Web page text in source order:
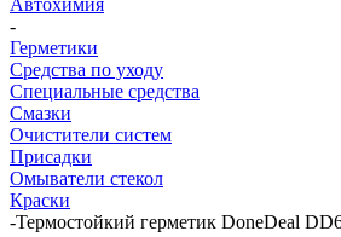
-
Герметики
Средства по уходу
Специальные средства
Смазки
Очистители систем
Присадки
Омыватели стекол
Краски
-Термостойкий герметик DoneDeal